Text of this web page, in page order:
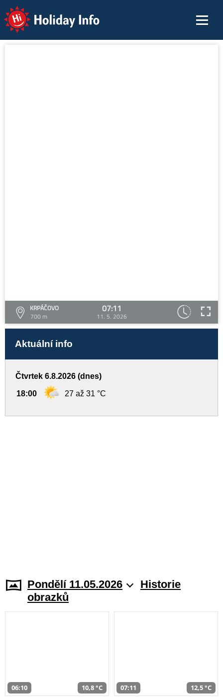
Holiday Info
KRPÁČOVO
700 m
07:11
11. 5. 2026
Aktuální info
Čtvrtek 6.8.2026 (dnes)
18:00 27 až 31 °C
Pondělí 11.05.2026
Historie
obrazků
06:10 10,8 °C 07:11 12,5 °C